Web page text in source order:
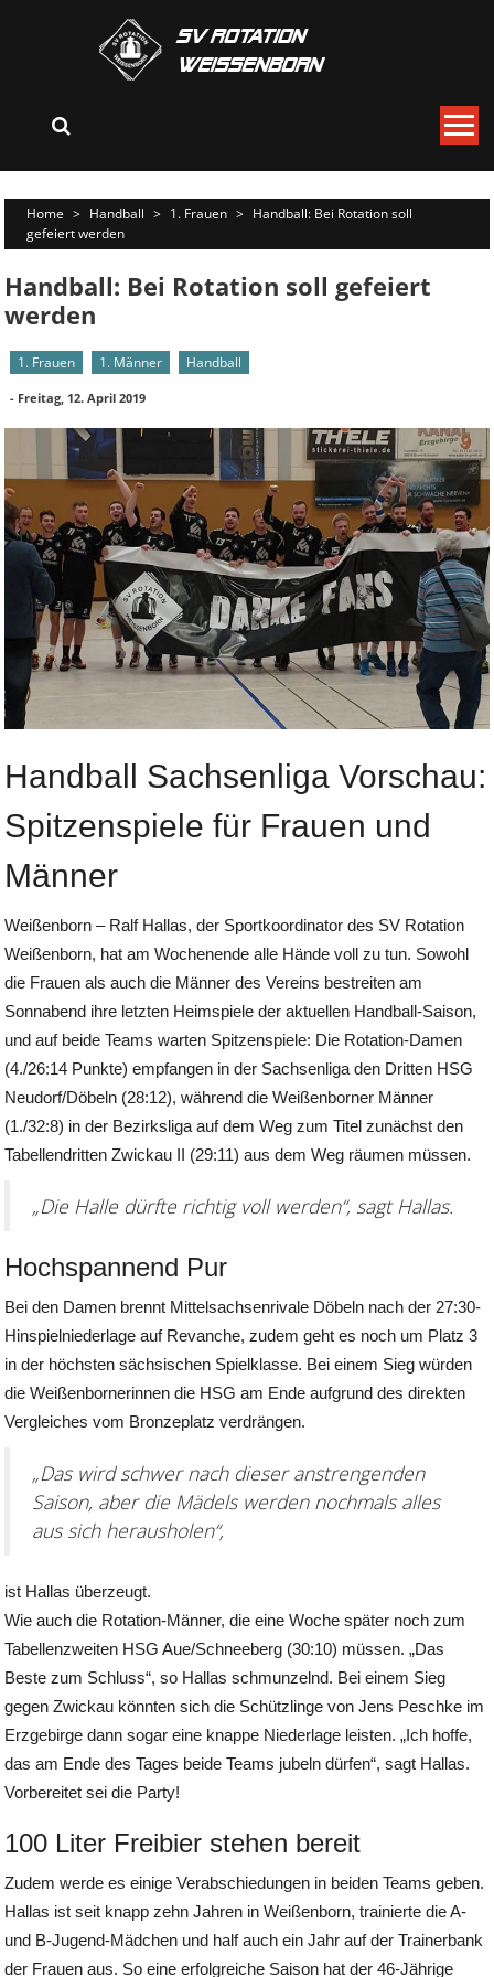
Home > Handball > 1. Frauen > Handball: Bei Rotation soll
gefeiert werden
Handball: Bei Rotation soll gefeiert
werden
1. Frauen 1. Männer Handball
- Freitag, 12. April 2019
Handball Sachsenliga Vorschau:
Spitzenspiele für Frauen und
Männer
Weißenborn – Ralf Hallas, der Sportkoordinator des SV Rotation
Weißenborn, hat am Wochenende alle Hände voll zu tun. Sowohl
die Frauen als auch die Männer des Vereins bestreiten am
Sonnabend ihre letzten Heimspiele der aktuellen Handball-Saison,
und auf beide Teams warten Spitzenspiele: Die Rotation-Damen
(4./26:14 Punkte) empfangen in der Sachsenliga den Dritten HSG
Neudorf/Döbeln (28:12), während die Weißenborner Männer
(1./32:8) in der Bezirksliga auf dem Weg zum Titel zunächst den
Tabellendritten Zwickau II (29:11) aus dem Weg räumen müssen.
„Die Halle dürfte richtig voll werden“, sagt Hallas.
Hochspannend Pur
Bei den Damen brennt Mittelsachsenrivale Döbeln nach der 27:30-
Hinspielniederlage auf Revanche, zudem geht es noch um Platz 3
in der höchsten sächsischen Spielklasse. Bei einem Sieg würden
die Weißenbornerinnen die HSG am Ende aufgrund des direkten
Vergleiches vom Bronzeplatz verdrängen.
„Das wird schwer nach dieser anstrengenden
Saison, aber die Mädels werden nochmals alles
aus sich herausholen“,
ist Hallas überzeugt.
Wie auch die Rotation-Männer, die eine Woche später noch zum
Tabellenzweiten HSG Aue/Schneeberg (30:10) müssen. „Das
Beste zum Schluss“, so Hallas schmunzelnd. Bei einem Sieg
gegen Zwickau könnten sich die Schützlinge von Jens Peschke im
Erzgebirge dann sogar eine knappe Niederlage leisten. „Ich hoffe,
das am Ende des Tages beide Teams jubeln dürfen“, sagt Hallas.
Vorbereitet sei die Party!
100 Liter Freibier stehen bereit
Zudem werde es einige Verabschiedungen in beiden Teams geben.
Hallas ist seit knapp zehn Jahren in Weißenborn, trainierte die A-
und B-Jugend-Mädchen und half auch ein Jahr auf der Trainerbank
der Frauen aus. So eine erfolgreiche Saison hat der 46-Jährige